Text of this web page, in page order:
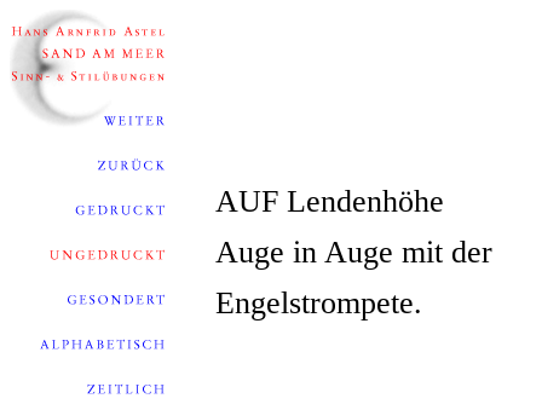
AUF Lendenhöhe
Auge in Auge mit der
Engelstrompete.